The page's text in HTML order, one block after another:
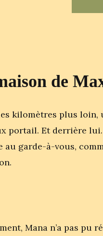
de
kilomètres plus loin,
portail. Et derrière
au garde-à-vous,
Mana n’a pas pu